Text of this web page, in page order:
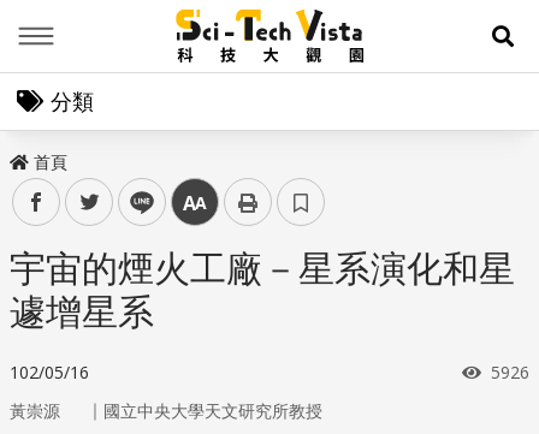
展
分類
首頁
facebooktwitter line 中
宇宙的煙火工廠－星系演化和星
遽增星系
102/05/16 瀏覽
5926
黃崇源 ｜ 國立中央大學天文研究所教授